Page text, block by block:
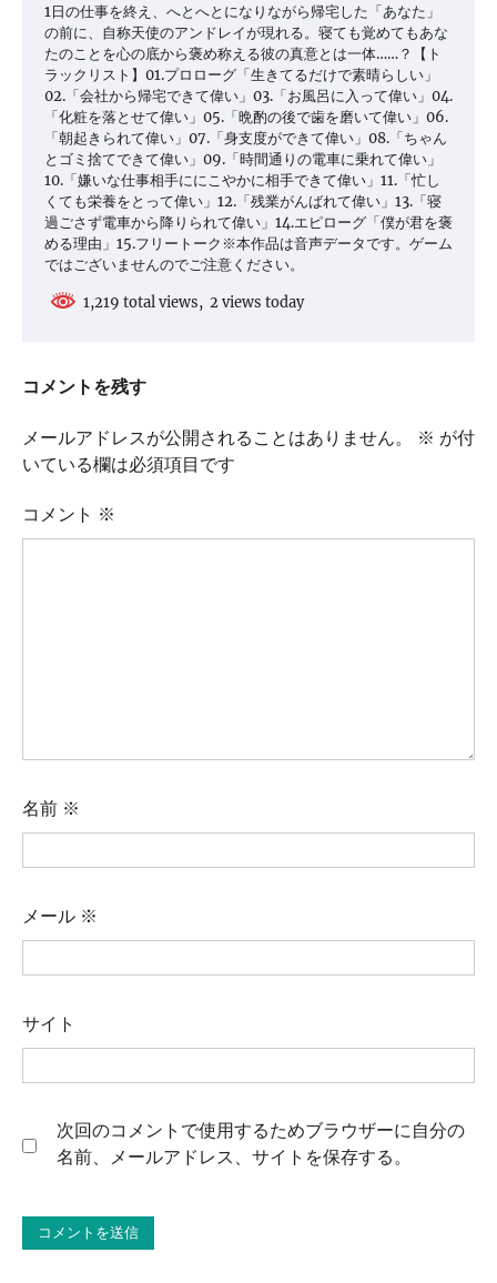
1日の仕事を終え、へとへとになりながら帰宅した「あなた」
の前に、自称天使のアンドレイが現れる。寝ても覚めてもあな
たのことを心の底から褒め称える彼の真意とは一体……？【ト
ラックリスト】01.プロローグ「生きてるだけで素晴らしい」
02.「会社から帰宅できて偉い」03.「お風呂に入って偉い」04.
「化粧を落とせて偉い」05.「晩酌の後で歯を磨いて偉い」06.
「朝起きられて偉い」07.「身支度ができて偉い」08.「ちゃん
とゴミ捨てできて偉い」09.「時間通りの電車に乗れて偉い」
10.「嫌いな仕事相手ににこやかに相手できて偉い」11.「忙し
くても栄養をとって偉い」12.「残業がんばれて偉い」13.「寝
過ごさず電車から降りられて偉い」14.エピローグ「僕が君を褒
める理由」15.フリートーク※本作品は音声データです。ゲーム
ではございませんのでご注意ください。
1,219 total views, 2 views today
コメントを残す
メールアドレスが公開されることはありません。 ※ が付
いている欄は必須項目です
コメント ※
名前 ※
メール ※
サイト
次回のコメントで使用するためブラウザーに自分の
名前、メールアドレス、サイトを保存する。